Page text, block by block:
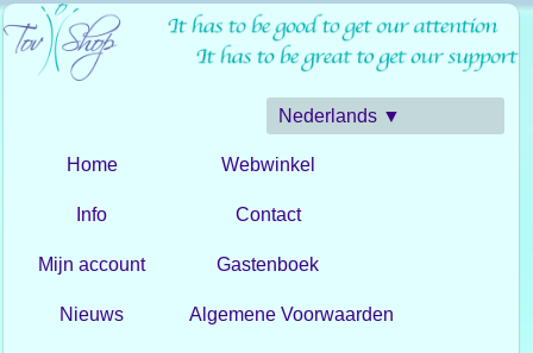
Nederlands ▼
Home Webwinkel
Info Contact
Mijn account Gastenboek
Nieuws Algemene Voorwaarden